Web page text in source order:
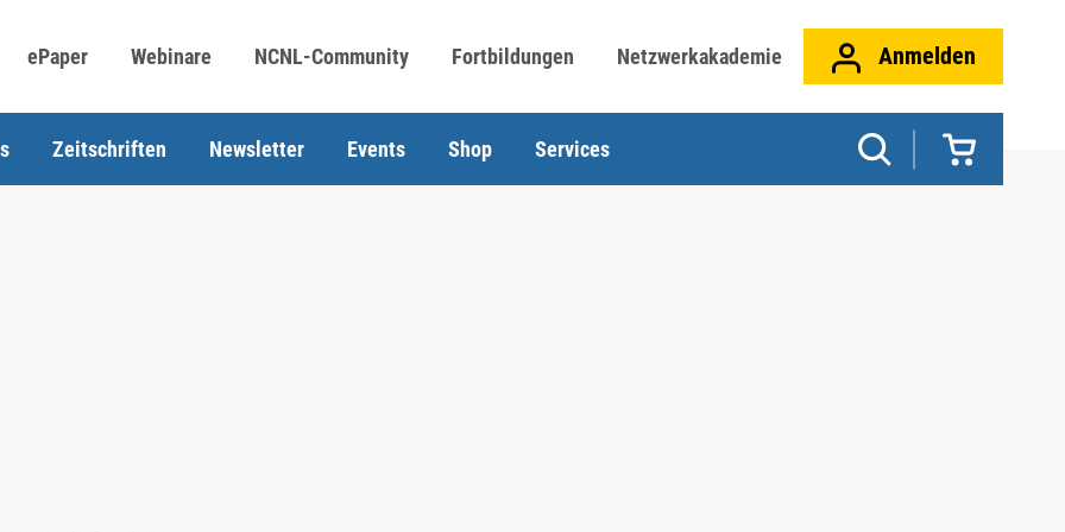
ePaper Webinare NCNL-Community Fortbildungen Netzwerkakademie Anmelden
Zeitschriften Newsletter Events Shop Services